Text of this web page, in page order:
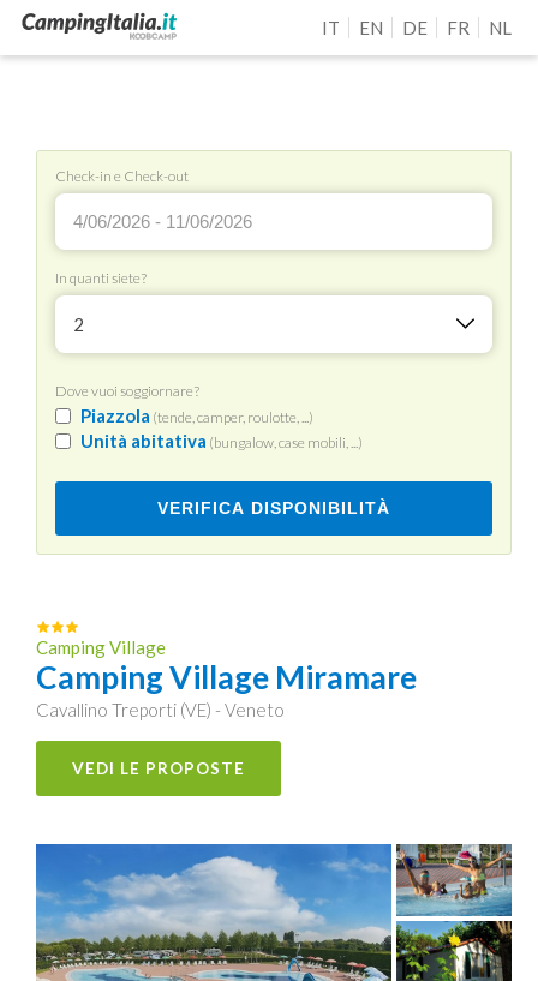
IT EN DE FR NL
Check-in e Check-out
In quanti siete?
2
Dove vuoi soggiornare?
Piazzola (tende, camper, roulotte, ...)
Unità abitativa (bungalow, case mobili, ...)
VERIFICA DISPONIBILITÀ
Camping Village
Camping Village Miramare
Cavallino Treporti (VE) - Veneto
VEDI LE PROPOSTE